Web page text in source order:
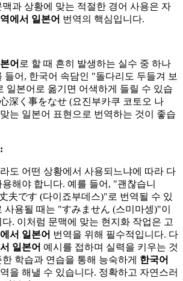
과 상황에 맞는 적절한 경어 사용은 자
에서 일본어 번역의 핵심입니다.
어 로 할 때 흔히 발생하는 실수 중 하나
들어, 한국어 속담인 "돌다리도 두들겨 보
일본어로 옮기면 어색하게 들릴 수 있습
深く事をなせ (요진부카쿠 코토오 나
는 일본어 표현으로 번역하는 것이 좋습
도 어떤 상황에서 사용되느냐에 따라 다
해야 합니다. 예를 들어, "괜찮습니
夫です (다이죠부데스)"로 번역될 수 있
사용될 때는 "すみません (스미마셍)"이
. 이처럼 문맥에 맞는 현지화 작업은 고
서 일본어 번역을 위해 필수적입니다. 다
일본어 예시를 접하며 실력을 키우는 것
학습과 연습을 통해 능숙하게 한국어
을 해낼 수 있습니다. 정확하고 자연스러